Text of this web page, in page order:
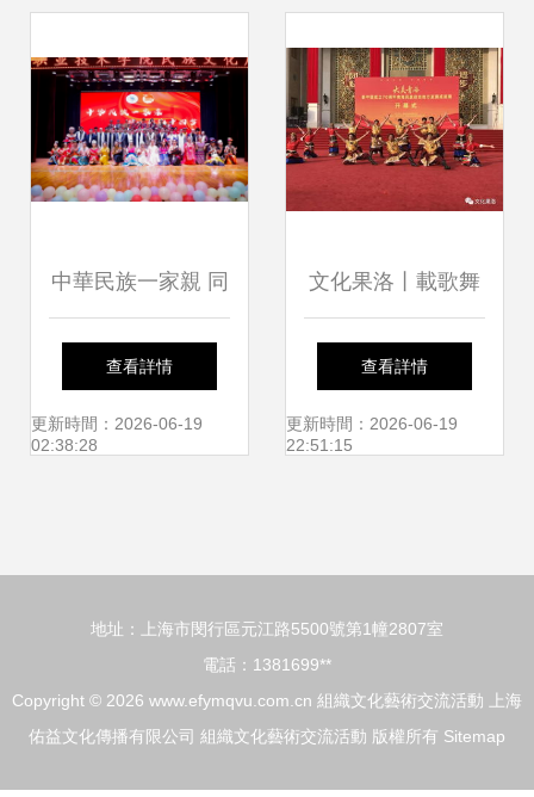
化黨史學習，共筑
文化新篇章
棒花藝心理療愈活
動圓滿落幕
中華民族一家親 同
心共筑中國夢——
恩施職業技術學院
查看詳情
更新時間：2026-06-19
02:38:28
文化果洛丨載歌舞
頌黨恩 展幸福
查看詳情
更新時間：2026-06-19
22:51:15
地址：上海市閔行區元江路5500號第1幢2807室
電話：1381699**
Copyright © 2026 www.efymqvu.com.cn 組織文化藝術交流活動
上海
佑益文化傳播有限公司 組織文化藝術交流活動 版權所有 Sitemap